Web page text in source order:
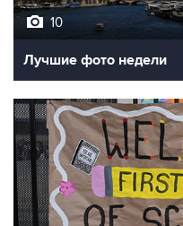
10
Лучшие фото недели